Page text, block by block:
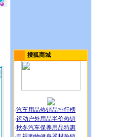
搜狐商城
·汽车用品热销品排行榜
·运动户外用品半价热销
·秋冬汽车保养用品特惠